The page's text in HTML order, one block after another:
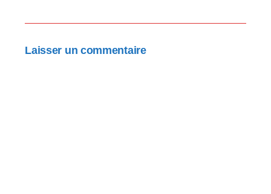
Laisser un commentaire